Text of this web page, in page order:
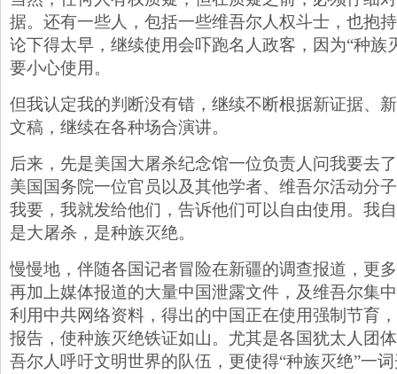
据。还有一些人，包括一些维吾尔人权斗士，也抱
论下得太早，继续使用会吓跑名人政客，因为“种族
要小心使用。
但我认定我的判断没有错，继续不断根据新证据、
文稿，继续在各种场合演讲。
后来，先是美国大屠杀纪念馆一位负责人问我要去
美国国务院一位官员以及其他学者、维吾尔活动分
我要，我就发给他们，告诉他们可以自由使用。我
是大屠杀，是种族灭绝。
慢慢地，伴随各国记者冒险在新疆的调查报道，更
再加上媒体报道的大量中国泄露文件，及维吾尔集
利用中共网络资料，得出的中国正在使用强制节育
报告，使种族灭绝铁证如山。尤其是各国犹太人团
吾尔人呼吁文明世界的队伍，更使得“种族灭绝”一